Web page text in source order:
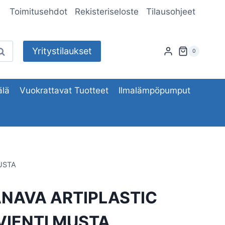
Toimitusehdot Rekisteriseloste Tilausohjeet
Yritystilaukset 0
Vuokrattavat Tuotteet Ilmalämpöpumput
ARTIPLASTIC